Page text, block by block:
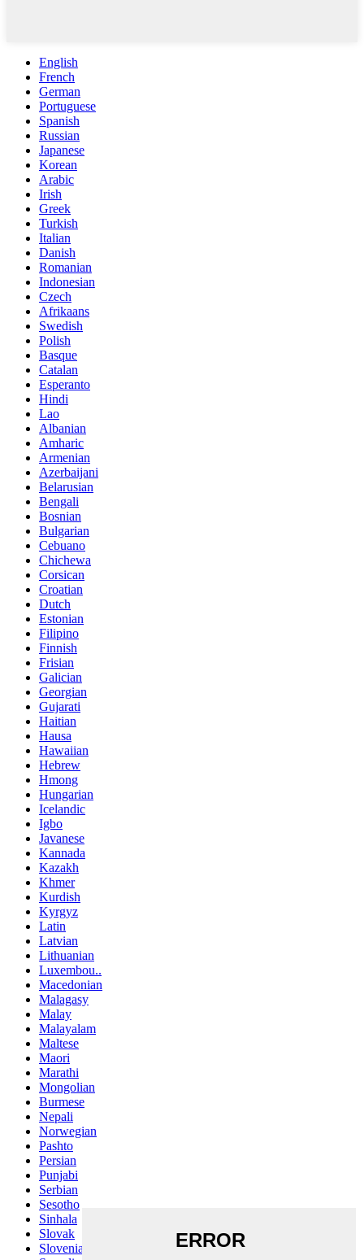
English
French
German
Portuguese
Spanish
Russian
Japanese
Korean
Arabic
Irish
Greek
Turkish
Italian
Danish
Romanian
Indonesian
Czech
Afrikaans
Swedish
Polish
Basque
Catalan
Esperanto
Hindi
Lao
Albanian
Amharic
Armenian
Azerbaijani
Belarusian
Bengali
Bosnian
Bulgarian
Cebuano
Chichewa
Corsican
Croatian
Dutch
Estonian
Filipino
Finnish
Frisian
Galician
Georgian
Gujarati
Haitian
Hausa
Hawaiian
Hebrew
Hmong
Hungarian
Icelandic
Igbo
Javanese
Kannada
Kazakh
Khmer
Kurdish
Kyrgyz
Latin
Latvian
Lithuanian
Luxembou..
Macedonian
Malagasy
Malay
Malayalam
Maltese
Maori
Marathi
Mongolian
Burmese
Nepali
Norwegian
Pashto
Persian
Punjabi
Serbian
Sesotho
Sinhala
Slovak
Slovenian